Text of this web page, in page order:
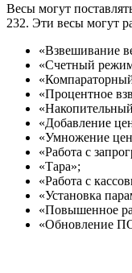
Весы могут
232. Эти весы могут
«Взвешивание
«Счетный
«Процентное
«Добавление
«Умножение
«Работа с
«Тара»;
«Работа с
«Установка
«Повышенное
«Обновление